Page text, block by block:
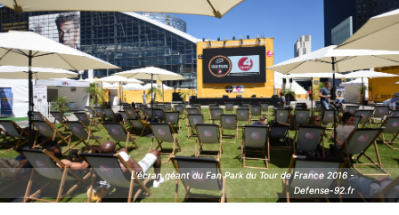
L'écran géant du Fan Park du Tour de France 2016 -
Defense-92.fr
L'écran géant du Fan Park du Tour de France 2016 -
Defense-92.fr